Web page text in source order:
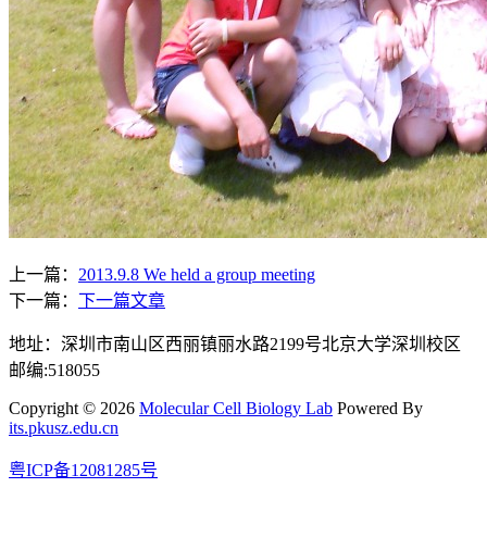
上一篇： 2013.9.8 We held a group meeting
下一篇： 下一篇文章
地址：深圳市南山区西丽镇丽水路2199号北京大学深圳校区
邮编:518055
Copyright © 2026 Molecular Cell Biology Lab Powered By
its.pkusz.edu.cn
粤ICP备12081285号